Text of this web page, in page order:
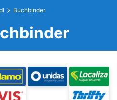
Buchbinder